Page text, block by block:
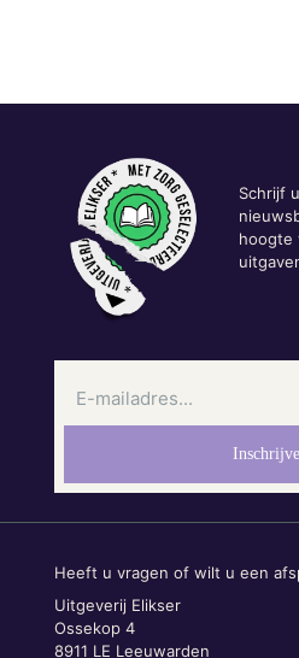
Schrijf
hoogte
Heeft u vragen of wilt u een
Uitgeverij Elikser
Ossekop 4
8911 LE Leeuwarden